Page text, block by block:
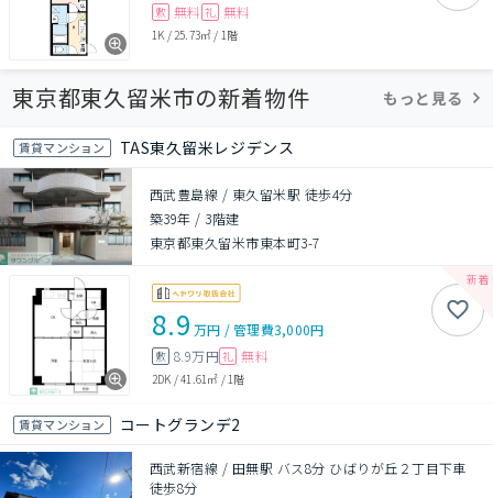
敷 無料 礼 無料
1K / 25.73㎡ / 1階
東京都東久留米市の新着物件 もっと見る
賃貸マンション TAS東久留米レジデンス
西武豊島線 / 東久留米駅 徒歩4分
築39年 / 3階建
東京都東久留米市東本町3-7
8.9 万円 /管理費3,000円
敷 8.9万円 礼 無料
2DK /41.61㎡ /1階
賃貸マンション コートグランデ2
西武新宿線 / 田無駅 バス8分 ひばりが丘２丁目下車
徒歩8分